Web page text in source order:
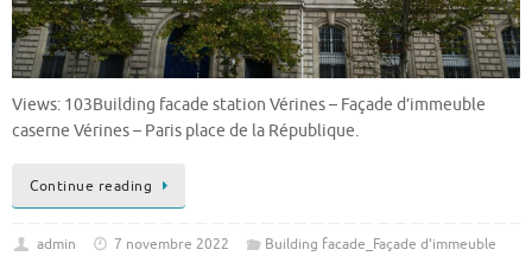
Views: 103Building facade station Vérines – Façade d’immeuble
caserne Vérines – Paris place de la République.
Continue reading
admin 7 novembre 2022
Building facade_Façade d'immeuble